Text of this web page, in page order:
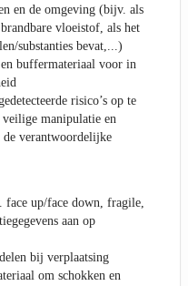
en de omgeving (bijv. als
vloeistof, als het
substanties bevat,...)
buffermateriaal voor in
risico’s op te
manipulatie en
de verantwoordelijke
face up/face down, fragile,
aan op
bij verplaatsing
om schokken en